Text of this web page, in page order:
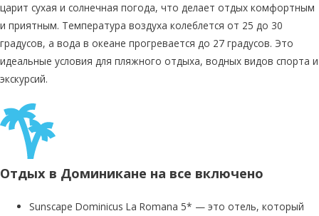
царит сухая и солнечная погода, что делает отдых комфортным
и приятным. Температура воздуха колеблется от 25 до 30
градусов, а вода в океане прогревается до 27 градусов. Это
идеальные условия для пляжного отдыха, водных видов спорта и
экскурсий.
Отдых в Доминикане на все включено
Sunscape Dominicus La Romana 5* — это отель, который